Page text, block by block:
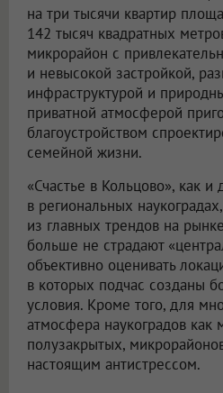
на три тысячи квартир
142 тысяч квадратных
микрорайон с
и невысокой застройкой,
инфраструктурой и
приватной атмосферой
благоустройством
семейной жизни.
«Счастье в Кольцово», как и
в региональных
из главных трендов на
больше не страдают
объективно оценивать
в которых подчас созданы
условия. Кроме того, для
атмосфера наукоградов как
полузакрытых,
настоящим антистрессом.